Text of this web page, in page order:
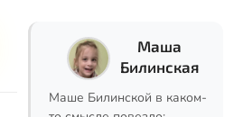
Маша
Билинская
Маше Билинской в каком-